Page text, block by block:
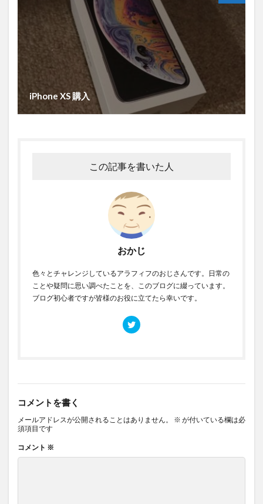
iPhone XS 購入
この記事を書いた人
おかじ
色々とチャレンジしているアラフィフのおじさんです。日常の
ことや疑問に思い調べたことを、このブログに綴っています。
ブログ初心者ですが皆様のお役に立てたら幸いです。
コメントを書く
メールアドレスが公開されることはありません。 ※ が付いている欄は必
須項目です
コメント ※